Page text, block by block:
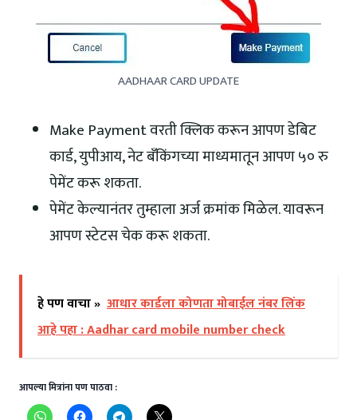
AADHAAR CARD UPDATE
Make Payment वरती क्लिक करून आपण डेबिट
कार्ड, युपीआय, नेट बँकिंगच्या माध्यमातून आपण ५० रु
पेमेंट करू शकता.
पेमेंट केल्यानंतर तुम्हाला अर्ज क्रमांक मिळेल. यावरून
आपण स्टेटस चेक करू शकता.
हे पण वाचा » आधार कार्डला कोणता मोबाईल नंबर लिंक
आहे पहा : Aadhar card mobile number check
आपल्या मित्रांना पण पाठवा :